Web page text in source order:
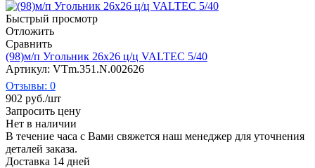
Быстрый просмотр
Отложить
Сравнить
(98)м/п Угольник 26х26 ц/ц VALTEC 5/40
Артикул: VTm.351.N.002626
Отзывы: 0
902 руб./шт
Запросить цену
Нет в наличии
В течение часа с Вами свяжется наш менеджер для уточнения
деталей заказа.
Доставка 14 дней